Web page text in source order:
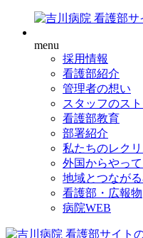
menu
採用情報
看護部紹介
管理者の想い
スタッフのス
看護部教育
部署紹介
私たちのレク
外国からやっ
地域とつなが
看護部・広報物
病院WEB